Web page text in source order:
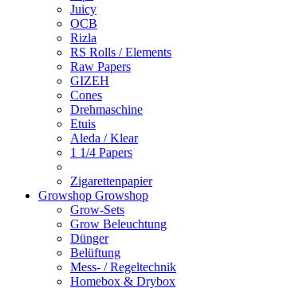
Juicy
OCB
Rizla
RS Rolls / Elements
Raw Papers
GIZEH
Cones
Drehmaschine
Etuis
Aleda / Klear
1 1/4 Papers
Zigarettenpapier
Growshop Growshop
Grow-Sets
Grow Beleuchtung
Dünger
Belüftung
Mess- / Regeltechnik
Homebox & Drybox